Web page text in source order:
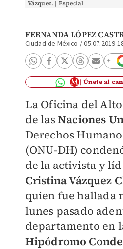
Vázquez. | Especial
FERNANDA LÓPEZ
Ciudad de México /05.07.2019
Únete al
La Oficina del
de lasNaciones
Derechos
(ONU-DH)
de la activista y
Cristina Vázquez
quien fue hallada
lunes pasado
departamento en
Hipódromo